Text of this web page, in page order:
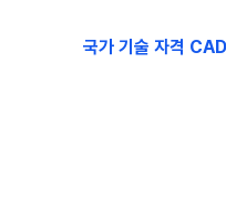
국가 기술 자격